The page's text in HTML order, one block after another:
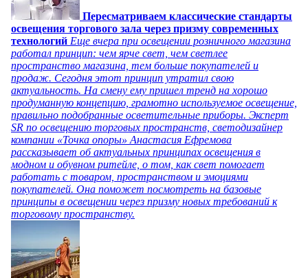
Пересматриваем классические стандарты
освещения торгового зала через призму современных
технологий Еще вчера при освещении розничного магазина
работал принцип: чем ярче свет, чем светлее
пространство магазина, тем больше покупателей и
продаж. Сегодня этот принцип утратил свою
актуальность. На смену ему пришел тренд на хорошо
продуманную концепцию, грамотно используемое освещение,
правильно подобранные осветительные приборы. Эксперт
SR по освещению торговых пространств, светодизайнер
компании «Точка опоры» Анастасия Ефремова
рассказывает об актуальных принципах освещения в
модном и обувном ритейле, о том, как свет помогает
работать с товаром, пространством и эмоциями
покупателей. Она поможет посмотреть на базовые
принципы в освещении через призму новых требований к
торговому пространству.